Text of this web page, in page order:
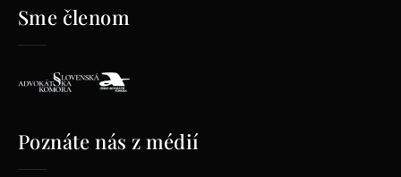
Sme členom
Poznáte nás z médií